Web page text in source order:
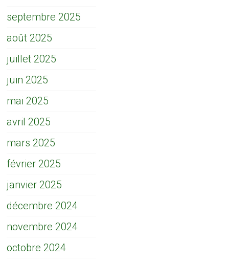
septembre 2025
août 2025
juillet 2025
juin 2025
mai 2025
avril 2025
mars 2025
février 2025
janvier 2025
décembre 2024
novembre 2024
octobre 2024